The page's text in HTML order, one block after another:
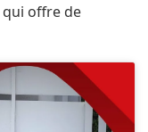
offre de